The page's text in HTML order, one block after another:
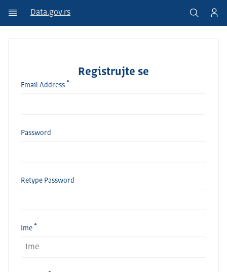
Data.gov.rs
Registrujte se
Email Address
Password
Retype Password
Ime